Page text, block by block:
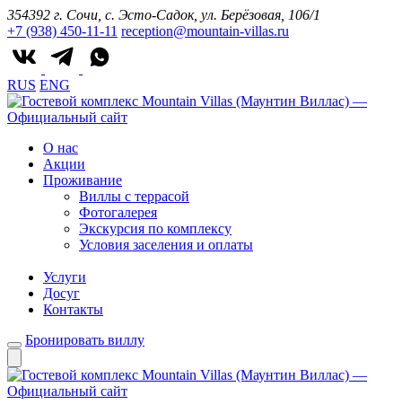
354392 г. Сочи, с. Эсто-Садок, ул. Берёзовая, 106/1
+7 (938) 450-11-11 reception@mountain-villas.ru
RUS ENG
О нас
Акции
Проживание
Виллы с террасой
Фотогалерея
Экскурсия по комплексу
Условия заселения и оплаты
Услуги
Досуг
Контакты
Бронировать виллу